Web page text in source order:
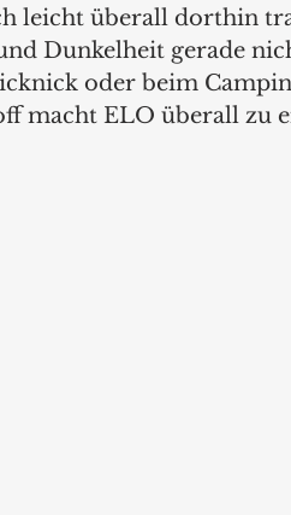
leicht überall dorthin
Dunkelheit gerade
oder beim
macht ELO überall zu